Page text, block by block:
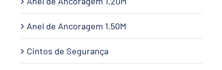
Anel de Ancoragem 1.50M
Cintos de Segurança